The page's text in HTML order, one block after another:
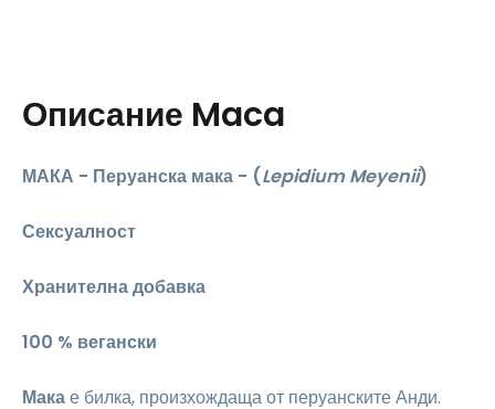
Описание Maca
МАКА - Перуанска мака - (Lepidium Meyenii)
Сексуалност
Хранителна добавка
100 % вегански
Макае билка, произхождаща от перуанските Анди.